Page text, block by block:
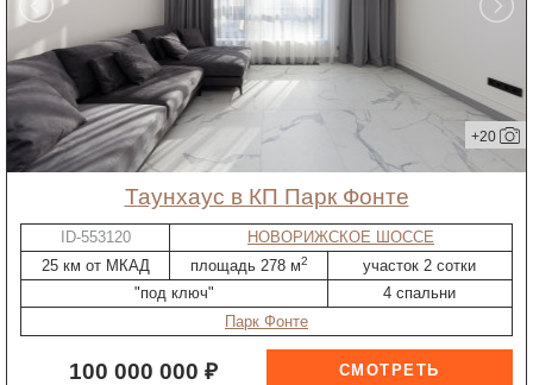
+20
таунхаус в КП Парк Фонте
ID-553120
НОВОРИЖСКОЕ ШОССЕ
25 км от МКАД
площадь 278 м2
участок 2 сотки
"под ключ"
4 спальни
Парк Фонте
100 000 000 ₽